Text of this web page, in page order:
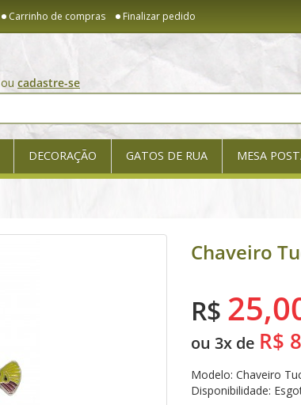
Carrinho de compras Finalizar pedido
ou cadastre-se
DECORAÇÃO GATOS DE RUA MESA
Chaveiro
R$
ou 3x de R$
Modelo: Chaveiro
Disponibilidade: